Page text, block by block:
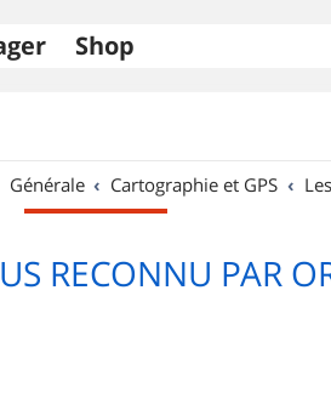
Shop
Générale Cartographie et GPS
RECONNU PAR